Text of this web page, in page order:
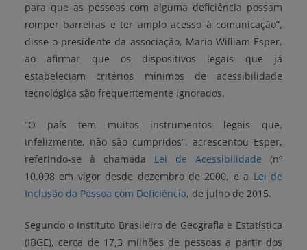
para que as pessoas com alguma deficiência possam
romper barreiras e ter amplo acesso à comunicação”,
disse o presidente da associação, Mario William Esper,
ao afirmar que os dispositivos legais que já
estabeleciam critérios mínimos de acessibilidade
tecnológica são frequentemente ignorados.
“O país tem muitos instrumentos legais que,
infelizmente, não são cumpridos”, acrescentou Esper,
referindo-se à chamada Lei de Acessibilidade (nº
10.098 em vigor desde dezembro de 2000, e a Lei de
Inclusão da Pessoa com Deficiência, de julho de 2015.
Segundo o Instituto Brasileiro de Geografia e Estatística
(IBGE), cerca de 17,3 milhões de pessoas a partir dos